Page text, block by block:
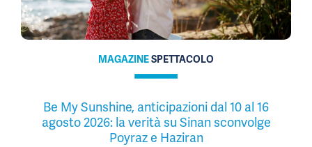
MAGAZINESPETTACOLO
Be My Sunshine, anticipazioni dal 10 al 16
agosto 2026: la verità su Sinan sconvolge
Poyraz e Haziran